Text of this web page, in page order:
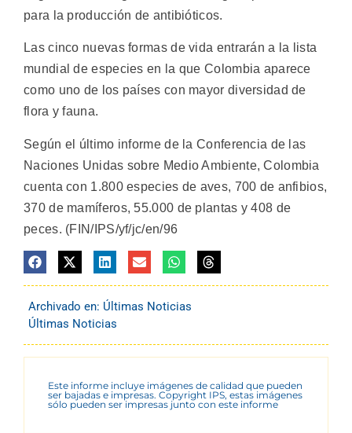
para la producción de antibióticos.
Las cinco nuevas formas de vida entrarán a la lista
mundial de especies en la que Colombia aparece
como uno de los países con mayor diversidad de
flora y fauna.
Según el último informe de la Conferencia de las
Naciones Unidas sobre Medio Ambiente, Colombia
cuenta con 1.800 especies de aves, 700 de anfibios,
370 de mamíferos, 55.000 de plantas y 408 de
peces. (FIN/IPS/yf/jc/en/96
Archivado en: Últimas Noticias
Últimas Noticias
Este informe incluye imágenes de calidad que pueden
ser bajadas e impresas. Copyright IPS, estas imágenes
sólo pueden ser impresas junto con este informe